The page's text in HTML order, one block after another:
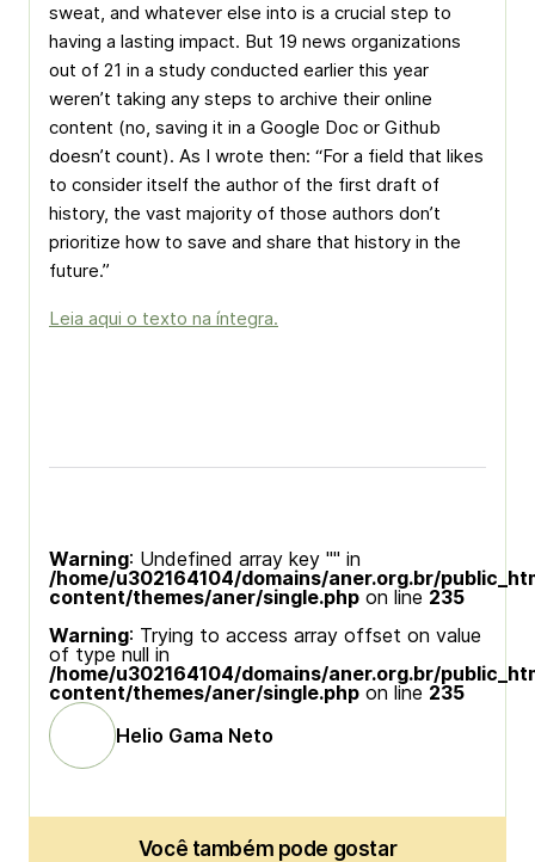
sweat, and whatever else into is a crucial step to
having a lasting impact. But 19 news organizations
out of 21 in a study conducted earlier this year
weren’t taking any steps to archive their online
content (no, saving it in a Google Doc or Github
doesn’t count). As I wrote then: “For a field that likes
to consider itself the author of the first draft of
history, the vast majority of those authors don’t
prioritize how to save and share that history in the
future.”
Leia aqui o texto na íntegra.
Warning: Undefined array key "" in
/home/u302164104/domains/aner.org.br/
content/themes/aner/single.php on line 235
Warning: Trying to access array offset on value
of type null in
/home/u302164104/domains/aner.org.br/
content/themes/aner/single.php on line 235
Helio Gama Neto
Você também pode gostar